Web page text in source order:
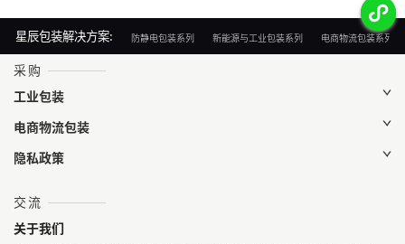
星辰包装解决方案: 防静电包装系列 新能源与工业包装系列 电商物流包装系列
采购
工业包装
电商物流包装
隐私政策
交流
关于我们